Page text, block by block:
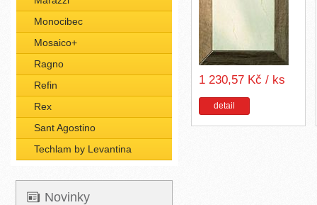
Monocibec
Mosaico+
Ragno
Refin
Rex
Sant Agostino
Techlam by Levantina
Novinky
1 230,57 Kč / ks
detail